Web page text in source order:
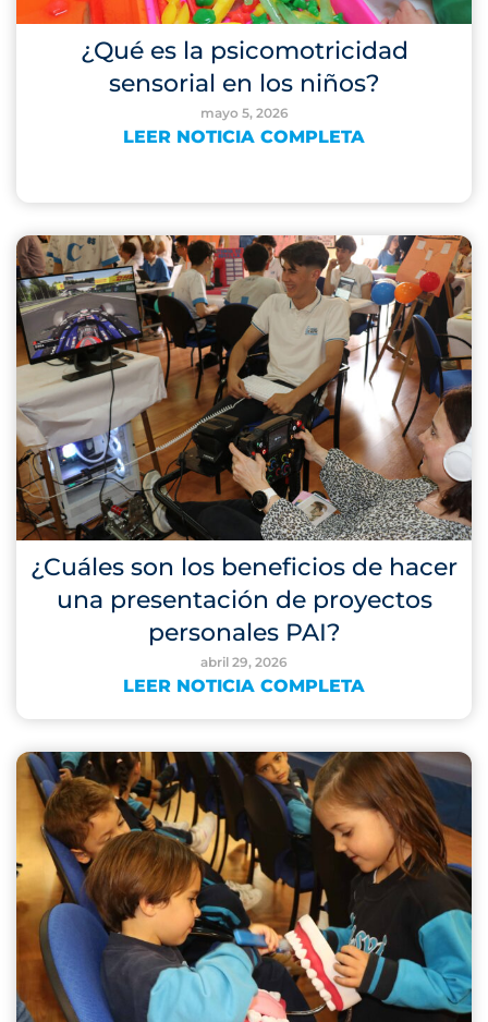
¿Qué es la psicomotricidad
sensorial en los niños?
mayo 5, 2026
LEER NOTICIA COMPLETA
¿Cuáles son los beneficios de hacer
una presentación de proyectos
personales PAI?
abril 29, 2026
LEER NOTICIA COMPLETA